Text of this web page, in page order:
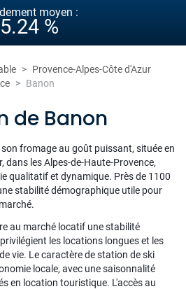
moyen :
5.24 %
Provence-Alpes-Côte d'Azur
Banon
de Banon
fromage au goût puissant, située en
dans les Alpes-de-Haute-Provence,
qualitatif et dynamique. Près de 1100
stabilité démographique utile pour
au marché locatif une stabilité
les locations longues et les
vie. Le caractère de station de ski
locale, avec une saisonnalité
en location touristique. L'accès au